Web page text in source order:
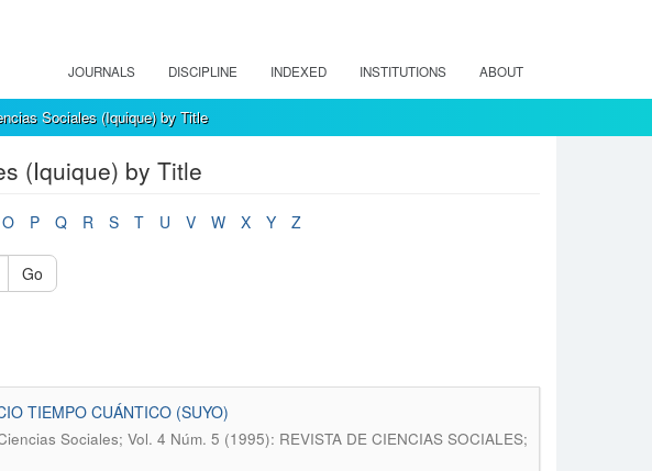
JOURNALS DISCIPLINE INDEXED INSTITUTIONS ABOUT
Sociales (Iquique) by Title
(Iquique) by Title
O P Q R S T U V W X Y Z
Go
TIEMPO CUÁNTICO (SUYO)
Sociales; Vol. 4 Núm. 5 (1995): REVISTA DE CIENCIAS SOCIALES;